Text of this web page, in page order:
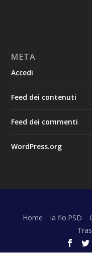
META
Accedi
Feed dei contenuti
Feed dei commenti
WordPress.org
Home la fio.PSD